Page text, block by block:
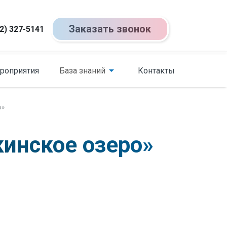
327-5141 Заказать звонок
База знаний Контакты
озеро»